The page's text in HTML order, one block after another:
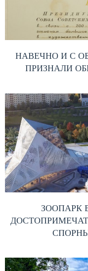
НАВЕЧНО И С
ПРИЗНАЛИ
ЗООПАРК